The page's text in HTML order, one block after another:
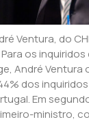
Ventura, do
os
André Ventura
dos
Em
ministro,